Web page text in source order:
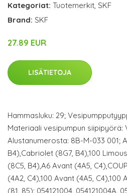
Kategoriat: Tuotemerkit, SKF
Brand: SKF
27.89 EUR
LISÄTIETOJA
Hammasluku: 29;
Materiaali vesipumpun siipipyörä:
Alustanumerosta: 8B-M-033 001;
B4),Cabriolet (8G7, B4),100
(8C5, B4),A6 Avant (4A5,
(4A2, C4),100 Avant (4A5, C4),100
(81, 85); 054121004, 054121004A,